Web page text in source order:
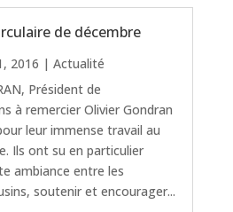
de décembre
2016 | Actualité
Président de
à remercier Olivier Gondran
leur immense travail au
Ils ont su en particulier
ambiance entre les
soutenir et encourager...